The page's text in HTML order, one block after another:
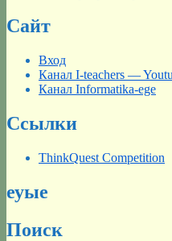
Сайт
Вход
Канал I-teachers —
Канал Informatika-ege
Ссылки
ThinkQuest Competition
еуые
Поиск